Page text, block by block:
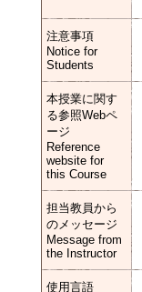
注意事項
Notice for
Students
本授業に関す
る参照Webペ
ージ
Reference
website for
this Course
担当教員から
のメッセージ
Message from
the Instructor
使用言語